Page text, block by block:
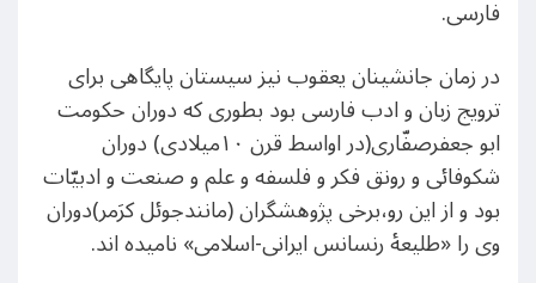
فارسی.
در زمان جانشینان یعقوب نیز سیستان پایگاهی برای
ترویج زبان و ادب فارسی بود بطوری که دوران حکومت
ابو جعفرصفّاری(در اواسط قرن ۱۰میلادی) دوران
شکوفائی و رونق فکر و فلسفه و علم و صنعت و ادبیّات
بود و از این رو،برخی پژوهشگران (مانندجوئل کرَمر)دوران
وی را «طلیعۀ رنسانس ایرانی-اسلامی» نامیده اند.